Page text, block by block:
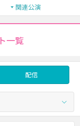
関連公演
一覧
配信